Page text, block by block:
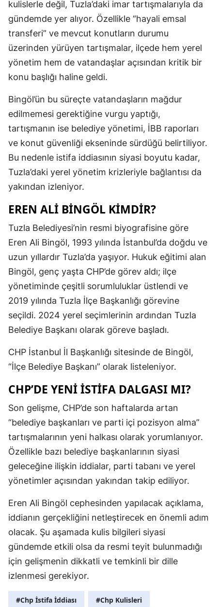
kulislerle değil, Tuzla’daki imar tartışmalarıyla da
gündemde yer alıyor. Özellikle “hayali emsal
transferi” ve mevcut konutların durumu
üzerinden yürüyen tartışmalar, ilçede hem yerel
yönetim hem de vatandaşlar açısından kritik bir
konu başlığı haline geldi.
Bingöl’ün bu süreçte vatandaşların mağdur
edilmemesi gerektiğine vurgu yaptığı,
tartışmanın ise belediye yönetimi, İBB raporları
ve konut güvenliği ekseninde sürdüğü belirtiliyor.
Bu nedenle istifa iddiasının siyasi boyutu kadar,
Tuzla’daki yerel yönetim krizleriyle bağlantısı da
yakından izleniyor.
EREN ALI BINGÖL KIMDIR?
Tuzla Belediyesi’nin resmi biyografisine göre
Eren Ali Bingöl, 1993 yılında İstanbul’da doğdu ve
uzun yıllardır Tuzla’da yaşıyor. Hukuk eğitimi alan
Bingöl, genç yaşta CHP’de görev aldı; ilçe
yönetiminde çeşitli sorumluluklar üstlendi ve
2019 yılında Tuzla İlçe Başkanlığı görevine
seçildi. 2024 yerel seçimlerinin ardından Tuzla
Belediye Başkanı olarak göreve başladı.
CHP İstanbul İl Başkanlığı sitesinde de Bingöl,
“İlçe Belediye Başkanı” olarak listeleniyor.
CHP’DE YENI ISTIFA DALGASI MI?
Son gelişme, CHP’de son haftalarda artan
“belediye başkanları ve parti içi pozisyon alma”
tartışmalarının yeni halkası olarak yorumlanıyor.
Özellikle bazı belediye başkanlarının siyasi
geleceğine ilişkin iddialar, parti tabanı ve yerel
yönetimler açısından yakından takip ediliyor.
Eren Ali Bingöl cephesinden yapılacak açıklama,
iddianın gerçekliğini netleştirecek en önemli adım
olacak. Şu aşamada kulis bilgileri siyasi
gündemde etkili olsa da resmi teyit bulunmadığı
için gelişmenin dikkatli ve temkinli bir dille
izlenmesi gerekiyor.
#Chp İstifa İddiası #Chp Kulisleri